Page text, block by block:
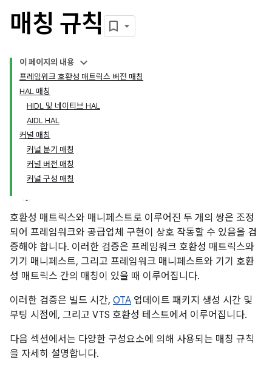
매칭 규칙
이 페이지의 내용
프레임워크 호환성 매트릭스 버전 매칭
HAL 매칭
HIDL 및 네이티브 HAL
AIDL HAL
커널 매칭
커널 분기 매칭
커널 버전 매칭
커널 구성 매칭
호환성 매트릭스와 매니페스트로 이루어진 두 개의 쌍은 조정
되어 프레임워크와 공급업체 구현이 상호 작동할 수 있음을 검
증해야 합니다. 이러한 검증은 프레임워크 호환성 매트릭스와
기기 매니페스트, 그리고 프레임워크 매니페스트와 기기 호환
성 매트릭스 간의 매칭이 있을 때 이루어집니다.
이러한 검증은 빌드 시간, OTA 업데이트 패키지 생성 시간 및
부팅 시점에, 그리고 VTS 호환성 테스트에서 이루어집니다.
다음 섹션에서는 다양한 구성요소에 의해 사용되는 매칭 규칙
을 자세히 설명합니다.